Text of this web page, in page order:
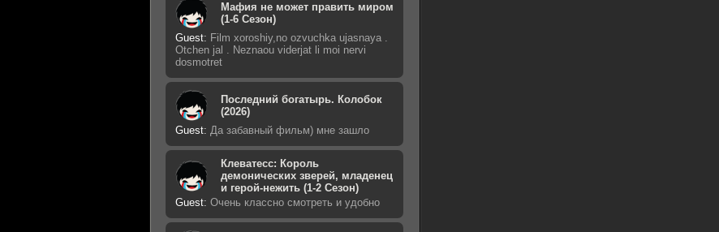
Мафия не может править миром
(1-6 Сезон)
Guest: Film xoroshiy,no ozvuchka ujasnaya .
Otchen jal . Neznaou viderjat li moi nervi
dosmotret
Последний богатырь. Колобок
(2026)
Guest: Да забавный фильм) мне зашло
Клеватесс: Король
демонических зверей, младенец
и герой-нежить (1-2 Сезон)
Guest: Очень классно смотреть и удобно